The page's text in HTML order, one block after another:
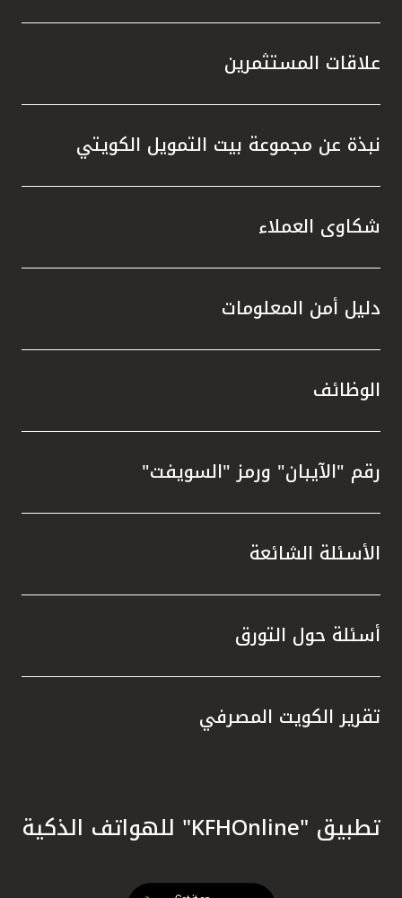
علاقات المستثمرين
نبذة عن مجموعة بيت التمويل الكويتي
شكاوى العملاء
دليل أمن المعلومات
الوظائف
رقم "الآيبان" ورمز "السويفت"
الأسئلة الشائعة
أسئلة حول التورق
تقرير الكويت المصرفي
تطبيق "KFHOnline" للهواتف الذكية